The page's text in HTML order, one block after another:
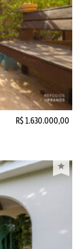
R$ 1.630.000,00